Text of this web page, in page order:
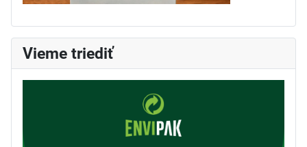
Vieme triediť